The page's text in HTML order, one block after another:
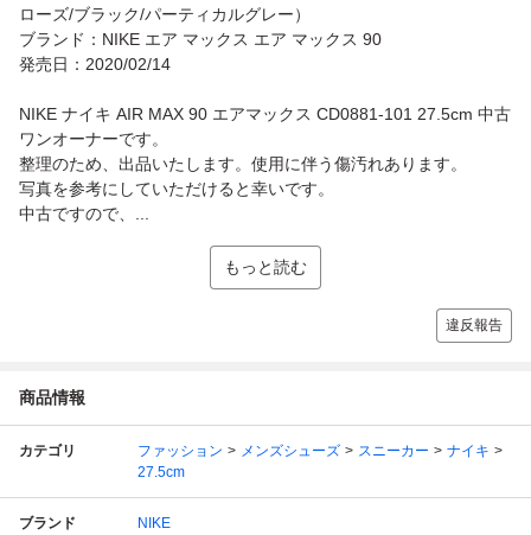
ローズ/ブラック/パーティカルグレー）
ブランド：NIKE エア マックス エア マックス 90
発売日：2020/02/14
NIKE ナイキ AIR MAX 90 エアマックス CD0881-101 27.5cm 中古
ワンオーナーです。
整理のため、出品いたします。使用に伴う傷汚れあります。
写真を参考にしていただけると幸いです。
中古ですので、...
もっと読む
違反報告
商品情報
カテゴリ ファッション メンズシューズ スニーカー
ナイキ
27.5cm
ブランド NIKE